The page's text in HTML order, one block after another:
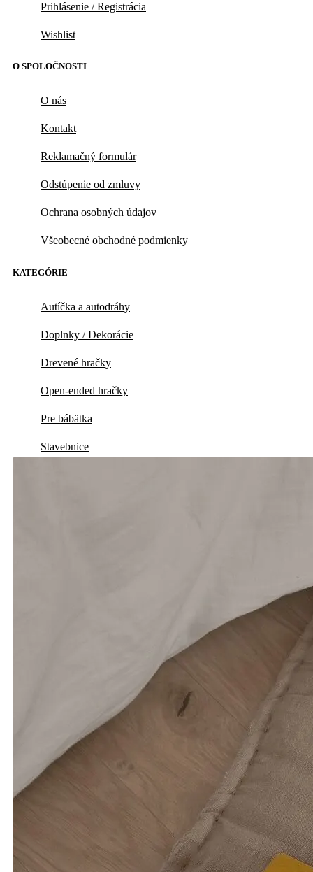
Prihlásenie / Registrácia
Wishlist
O SPOLOČNOSTI
O nás
Kontakt
Reklamačný formulár
Odstúpenie od zmluvy
Ochrana osobných údajov
Všeobecné obchodné podmienky
KATEGÓRIE
Autíčka a autodráhy
Doplnky / Dekorácie
Drevené hračky
Open-ended hračky
Pre bábätka
Stavebnice